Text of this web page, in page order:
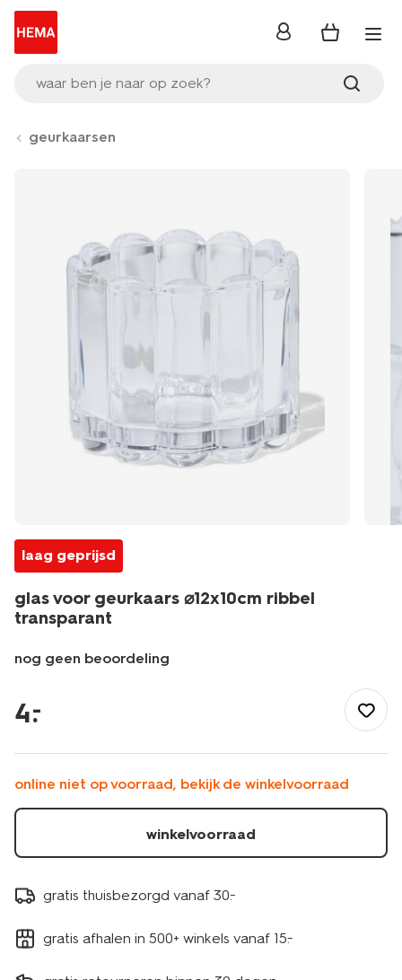
waar ben je naar op zoek?
inloggen
geurkaarsen
laag geprijsd
glas voor geurkaars ⌀12x10cm ribbel
transparant
nog geen beoordeling
slapen/wonen/kaarsen/geurkaarsen/glas-
voor-
%E2%8C%8012x10cm-
ribbel-
13507548.html
4.
–
online niet op voorraad, bekijk de winkelvoorraad
winkelvoorraad
gratis thuisbezorgd vanaf 30.-
gratis afhalen in 500+ winkels vanaf 15.-